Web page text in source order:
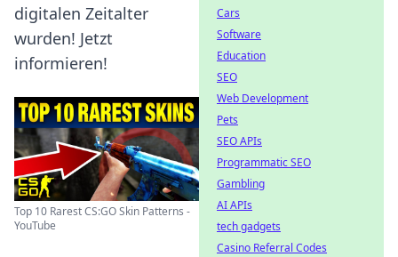
digitalen Zeitalter
wurden! Jetzt
informieren!
Top 10 Rarest CS:GO Skin Patterns -
YouTube
Cars
Software
Education
SEO
Web Development
Pets
SEO APIs
Programmatic SEO
Gambling
AI APIs
tech gadgets
Casino Referral Codes